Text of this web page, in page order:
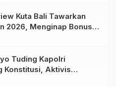
Kuta Bali Tawarkan
2026, Menginap Bonus
Mulai Rp88.888
Tuding Kapolri
Konstitusi, Aktivis
Punya Sejarah